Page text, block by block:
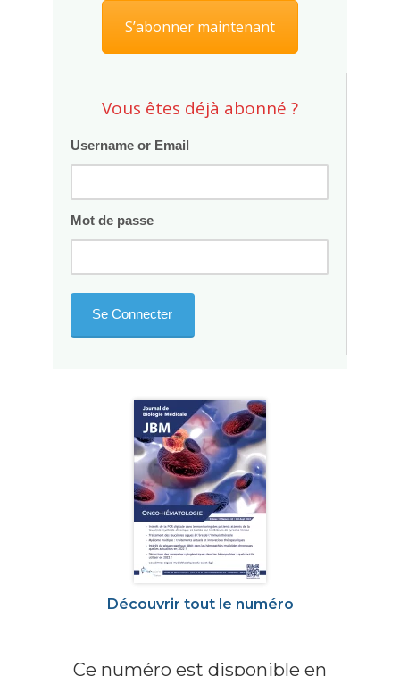
S’abonner maintenant
Vous êtes déjà abonné ?
Username or Email
Mot de passe
Découvrir tout le numéro
Ce numéro est disponible en